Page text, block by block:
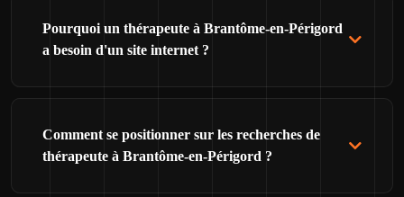
Pourquoi un thérapeute à Brantôme-en-Périgord
a besoin d'un site internet ?
Comment se positionner sur les recherches de
thérapeute à Brantôme-en-Périgord ?